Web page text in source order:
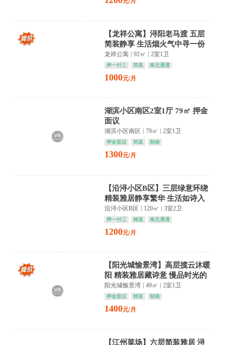
【龙祥公寓】浔阳老马渡 五层
简装静享 生活烟火气中寻一份
悠然
龙祥公寓 | 92㎡ | 2室1卫
押一付三 简装 南北通透
1000元/月
湖滨小区南区2室1厅 79㎡ 押金
面议
湖滨小区南区 79㎡ 2室1卫
押金面议 简装 朝南
1300元/月
【沿浔小区B区】三层绿意环绕
精装雅居静享繁华 生活如诗入
画来
沿浔小区B区 | 120㎡ | 3室2卫
押一付三 精装 南北通透
1200元/月
【阳光城愉景湾】高层揽云沐暖
阳 精装雅居藏诗意 慢品时光的
温柔
阳光城愉景湾 49㎡ 2室1卫
押金面议 精装 朝南
1400元/月
【江州菜场】六层简装雅居 浔